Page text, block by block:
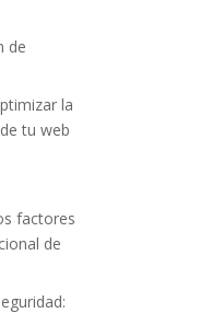
de
la
tu web
factores
de